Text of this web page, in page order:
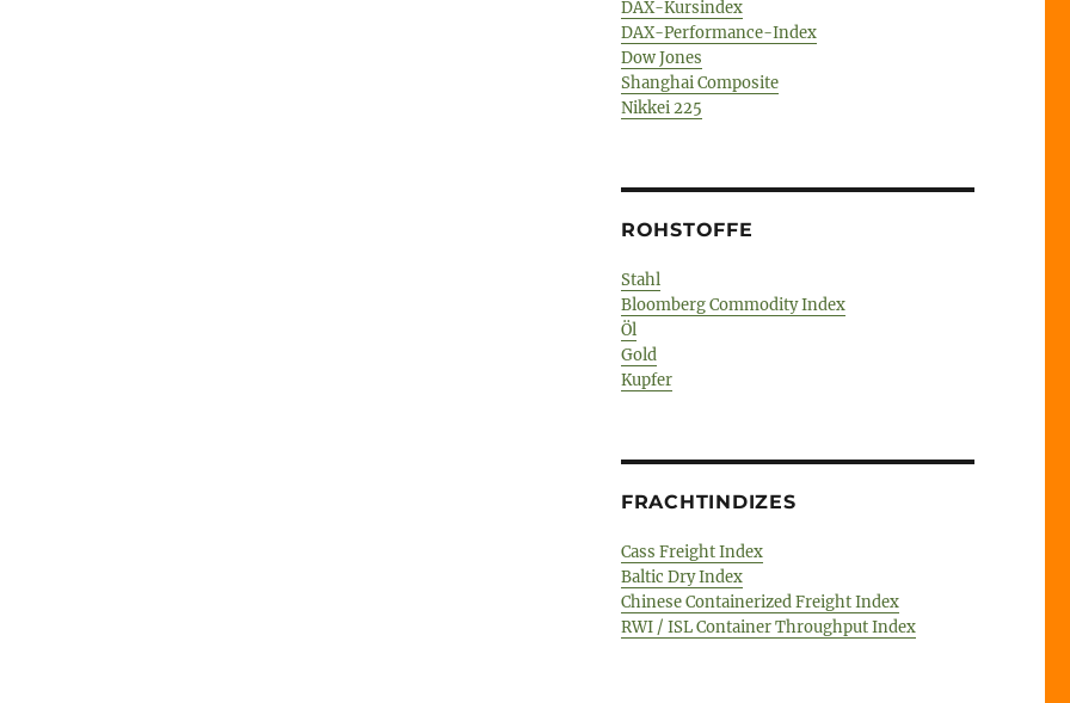
DAX-Kursindex
DAX-Performance-Index
Dow Jones
Shanghai Composite
Nikkei 225
ROHSTOFFE
Stahl
Bloomberg Commodity Index
Öl
Gold
Kupfer
FRACHTINDIZES
Cass Freight Index
Baltic Dry Index
Chinese Containerized Freight Index
RWI / ISL Container Throughput Index